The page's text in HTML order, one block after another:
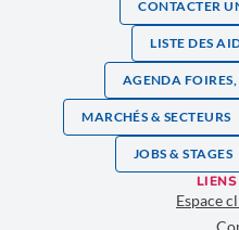
CONTACTER
LISTE DES
AGENDA
MARCHÉS & SECTEURS
JOBS & STAGES
Espace